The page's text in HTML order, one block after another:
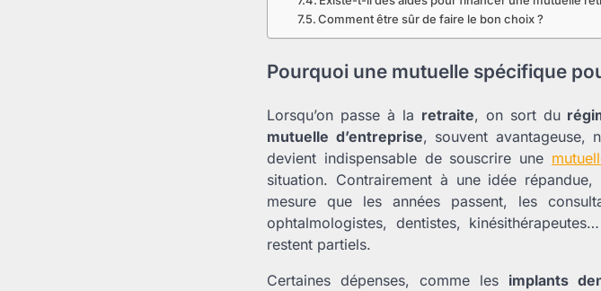
Comment être sûr de faire le bon choix ?
Pourquoi une mutuelle spécifique
Lorsqu’on passe à la retraite, on sort du
mutuelle d’entreprise, souvent avantageuse,
devient indispensable de souscrire une
situation. Contrairement à une idée
mesure que les années passent, les
ophtalmologistes, dentistes,
restent partiels.
Certaines dépenses, comme les implants